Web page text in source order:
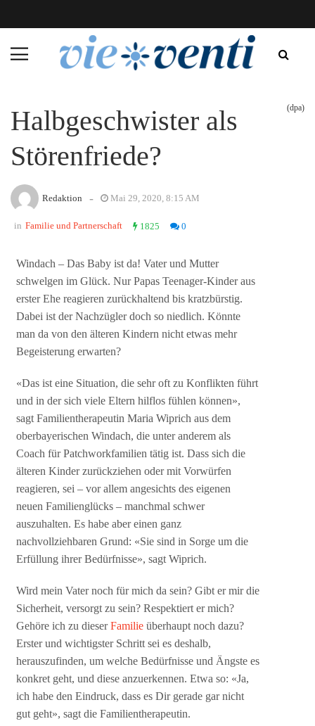
Halbgeschwister als
Störenfriede?
(dpa)
Redaktion - Mai 29, 2020, 8:15 AM
in Familie und Partnerschaft 1825 0
Windach – Das Baby ist da! Vater und Mutter
schwelgen im Glück. Nur Papas Teenager-Kinder aus
erster Ehe reagieren zurückhaltend bis kratzbürstig.
Dabei ist der Nachzügler doch so niedlich. Könnte
man da von den älteren Kindern nicht etwas mehr
Begeisterung erwarten?
«Das ist eine Situation, die sehr oft zu Konflikten führt
und in der sich viele Eltern hilflos fühlen können»,
sagt Familientherapeutin Maria Wiprich aus dem
oberbayerischen Windach, die unter anderem als
Coach für Patchworkfamilien tätig ist. Dass sich die
älteren Kinder zurückziehen oder mit Vorwürfen
reagieren, sei – vor allem angesichts des eigenen
neuen Familienglücks – manchmal schwer
auszuhalten. Es habe aber einen ganz
nachvollziehbaren Grund: «Sie sind in Sorge um die
Erfüllung ihrer Bedürfnisse», sagt Wiprich.
Wird mein Vater noch für mich da sein? Gibt er mir die
Sicherheit, versorgt zu sein? Respektiert er mich?
Gehöre ich zu dieserFamilie überhaupt noch dazu?
Erster und wichtigster Schritt sei es deshalb,
herauszufinden, um welche Bedürfnisse und Ängste es
konkret geht, und diese anzuerkennen. Etwa so: «Ja,
ich habe den Eindruck, dass es Dir gerade gar nicht
gut geht», sagt die Familientherapeutin.